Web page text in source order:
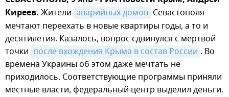
Киреев. Жители аварийных домов Севастополя
мечтают переехать в новые квартиры годы, а то и
десятилетия. Казалось, вопрос сдвинулся с мертвой
точки после вхождения Крыма в состав России . Во
времена Украины об этом даже мечтать не
приходилось. Соответствующие программы приняли
местные власти, федеральный центр выделил деньги.